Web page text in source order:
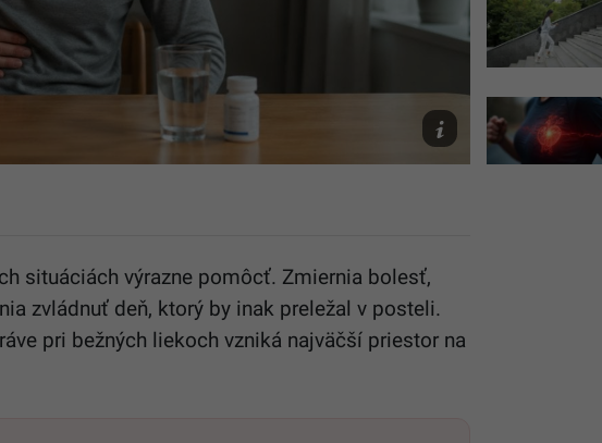
pečene
fotografia)
AI
situáciách výrazne pomôcť. Zmiernia bolesť,
zvládnuť deň, ktorý by inak preležal v posteli.
pri bežných liekoch vzniká najväčší priestor na